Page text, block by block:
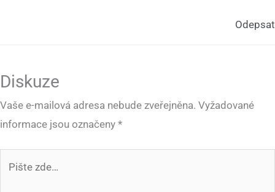
Odepsat
Diskuze
Vaše e-mailová adresa nebude zveřejněna. Vyžadované
informace jsou označeny *